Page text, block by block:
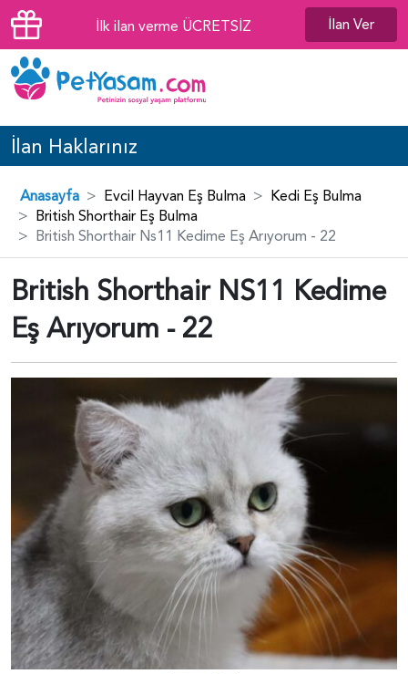
İlk ilan verme ÜCRETSİZ İlan Ver
İlan Haklarınız
Anasayfa Evcil Hayvan Eş Bulma
Kedi Eş Bulma
British Shorthair Eş Bulma
British Shorthair Ns11 Kedime Eş Arıyorum - 22
British Shorthair NS11 Kedime
Eş Arıyorum - 22